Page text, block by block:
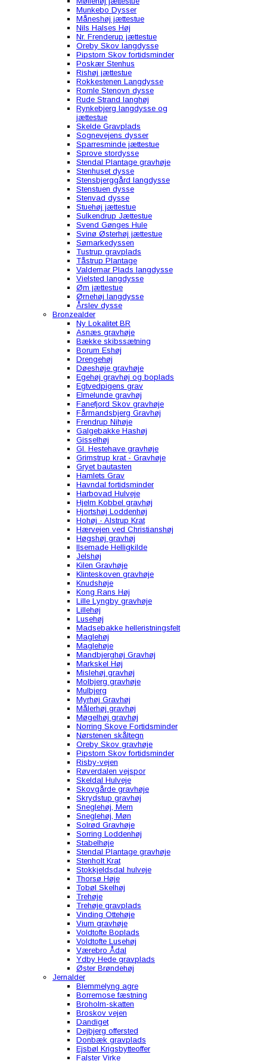
Munkebo Dysser
Måneshøj jættestue
Nils Halses Høj
Nr. Frenderup jættestue
Oreby Skov langdysse
Pipstorn Skov fortidsminder
Poskær Stenhus
Rishøj jættestue
Rokkestenen Langdysse
Romle Stenovn dysse
Rude Strand langhøj
Rynkebjerg langdysse og
jættestue
Skelde Gravplads
Sognevejens dysser
Sparresminde jættestue
Sprove stordysse
Stendal Plantage gravhøje
Stenhuset dysse
Stensbjerggård langdysse
Stenstuen dysse
Stenvad dysse
Stuehøj jættestue
Sulkendrup Jættestue
Svend Gønges Hule
Svinø Østerhøj jættestue
Sømarkedyssen
Tustrup gravplads
Tåstrup Plantage
Valdemar Plads langdysse
Vielsted langdysse
Øm jættestue
Ørnehøj langdysse
Årslev dysse
Bronzealder
Ny Lokalitet BR
Asnæs gravhøje
Bække skibssætning
Borum Eshøj
Drengehøj
Døeshøje gravhøje
Egehøj gravhøj og boplads
Egtvedpigens grav
Elmelunde gravhøj
Fanefjord Skov gravhøje
Fårmandsbjerg Gravhøj
Frendrup Nihøje
Galgebakke Hashøj
Gisselhøj
Gl. Hestehave gravhøje
Grimstrup krat - Gravhøje
Gryet bautasten
Hamlets Grav
Havndal fortidsminder
Harbovad Hulveje
Hjelm Kobbel gravhøj
Hjortshøj Loddenhøj
Hohøj - Alstrup Krat
Hærvejen ved Christianshøj
Høgshøj gravhøj
Ilsemade Helligkilde
Jelshøj
Kilen Gravhøje
Klinteskoven gravhøje
Knudshøje
Kong Rans Høj
Lille Lyngby gravhøje
Lillehøj
Lusehøj
Madsebakke helleristningsfelt
Maglehøj
Maglehøje
Mandbjerghøj Gravhøj
Markskel Høj
Mislehøj gravhøj
Molbjerg gravhøje
Mulbjerg
Myrhøj Gravhøj
Målerhøj gravhøj
Møgelhøj gravhøj
Norring Skove Fortidsminder
Nørstenen skåltegn
Oreby Skov gravhøje
Pipstorn Skov fortidsminder
Risby-vejen
Røverdalen vejspor
Skeldal Hulveje
Skovgårde gravhøje
Skrydstup gravhøj
Sneglehøj, Mern
Sneglehøj, Møn
Solrød Gravhøje
Sorring Loddenhøj
Stabelhøje
Stendal Plantage gravhøje
Stenholt Krat
Stokkjeldsdal hulveje
Thorsø Høje
Tobøl Skelhøj
Trehøje
Trehøje gravplads
Vinding Ottehøje
Vium gravhøje
Voldtofte Boplads
Voldtofte Lusehøj
Værebro Ådal
Ydby Hede gravplads
Øster Brøndehøj
Jernalder
Blemmelyng agre
Borremose fæstning
Broholm-skatten
Broskov vejen
Dandiget
Dejbjerg offersted
Donbæk gravplads
Ejsbøl Krigsbytteoffer
Falster Virke